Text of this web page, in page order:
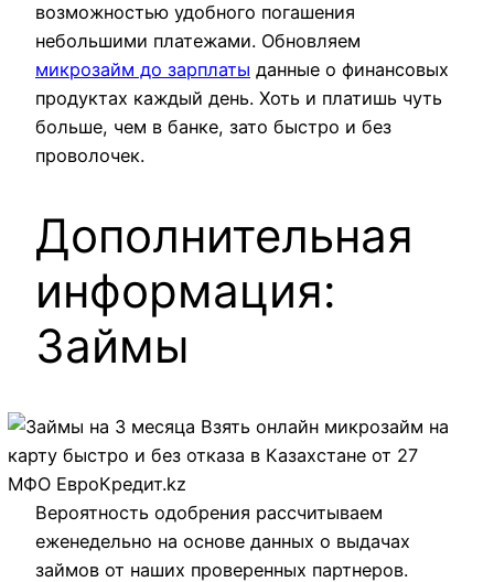
возможностью удобного погашения
небольшими платежами. Обновляем
микрозайм до зарплаты данные о финансовых
продуктах каждый день. Хоть и платишь чуть
больше, чем в банке, зато быстро и без
проволочек.
Дополнительная
информация:
Займы
Вероятность одобрения рассчитываем
еженедельно на основе данных о выдачах
займов от наших проверенных партнеров.